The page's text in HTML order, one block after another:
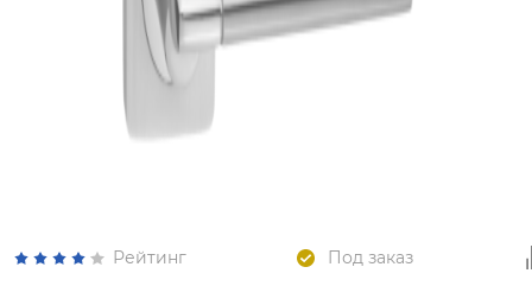
Рейтинг Под заказ